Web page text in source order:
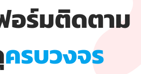
ร์มติดตาม
ครบวงจร